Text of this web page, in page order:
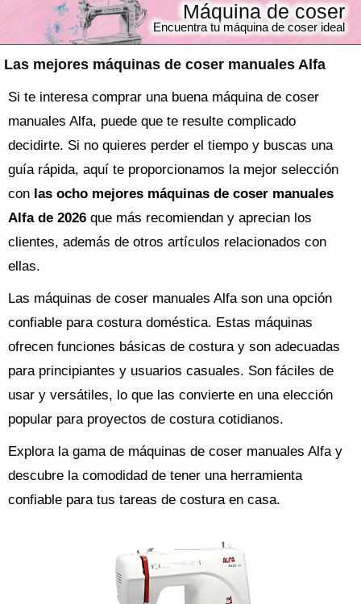
Las mejores máquinas de coser manuales Alfa
Máquina de coser
Encuentra tu máquina de coser ideal
Si te interesa comprar una buena máquina de coser
manuales Alfa, puede que te resulte complicado
decidirte. Si no quieres perder el tiempo y buscas una
guía rápida, aquí te proporcionamos la mejor selección
con las ocho mejores máquinas de coser manuales
Alfa de 2026 que más recomiendan y aprecian los
clientes, además de otros artículos relacionados con
ellas.
Las máquinas de coser manuales Alfa son una opción
confiable para costura doméstica. Estas máquinas
ofrecen funciones básicas de costura y son adecuadas
para principiantes y usuarios casuales. Son fáciles de
usar y versátiles, lo que las convierte en una elección
popular para proyectos de costura cotidianos.
Explora la gama de máquinas de coser manuales Alfa y
descubre la comodidad de tener una herramienta
confiable para tus tareas de costura en casa.